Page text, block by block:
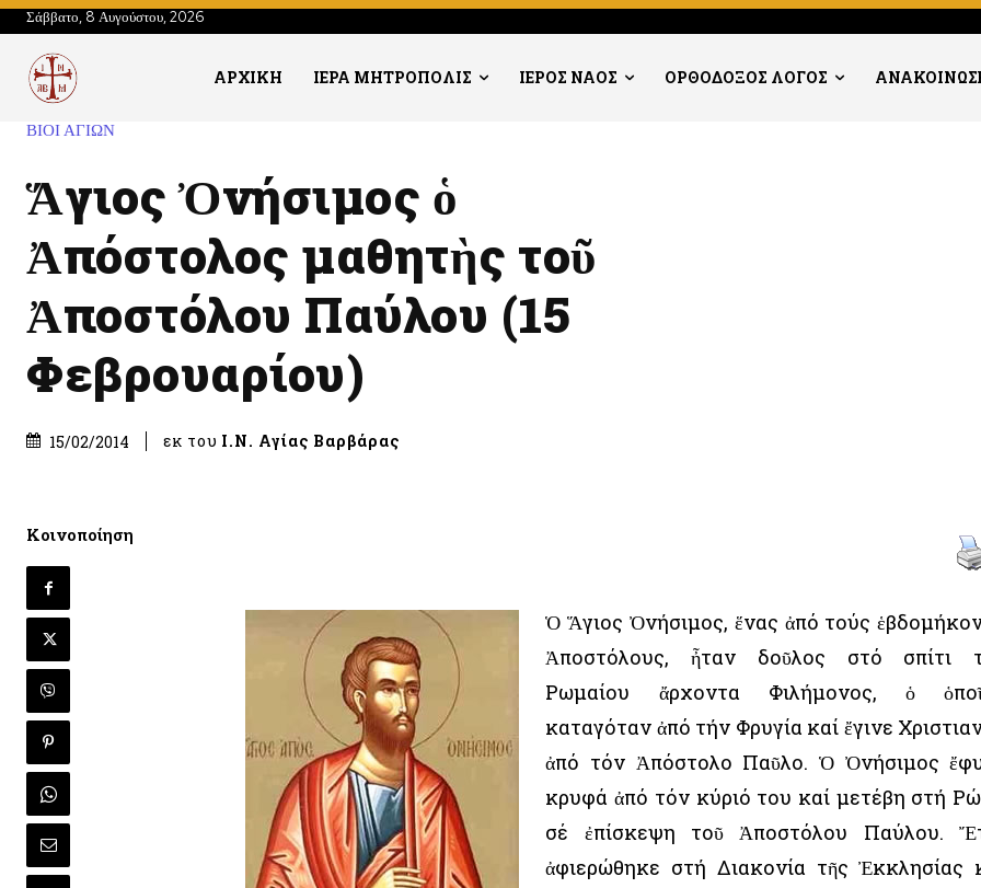
Σάββατο, 8 Αυγούστου, 2026
ΑΡΧΙΚΗ ΙΕΡΑ ΜΗΤΡΟΠΟΛΙΣ ΙΕΡΟΣ ΝΑΟΣ ΟΡΘΟΔΟΞΟΣ ΛΟΓΟΣ
ΒΙΟΙ ΑΓΙΩΝ
Ἅγιος Ὀνήσιμος ὁ
Ἀπόστολος μαθητὴς τοῦ
Ἀποστόλου Παύλου (15
Φεβρουαρίου)
15/02/2014 εκ του Ι.Ν. Αγίας Βαρβάρας
Κοινοποίηση
Ὁ Ἅγιος Ὀνήσιμος, ἕνας ἀπό τούς
Ἀποστόλους, ἦταν δοῦλος στό σπίτι
Ρωμαίου ἄρχοντα Φιλήμονος, ὁ
καταγόταν ἀπό τήν Φρυγία καί ἔγινε
ἀπό τόν Ἀπόστολο Παῦλο. Ὁ Ὀνήσιμος
κρυφά ἀπό τόν κύριό του καί μετέβη στή
σέ ἐπίσκεψη τοῦ Ἀποστόλου Παύλου.
ἀφιερώθηκε στή Διακονία τῆς Ἐκκλησίας